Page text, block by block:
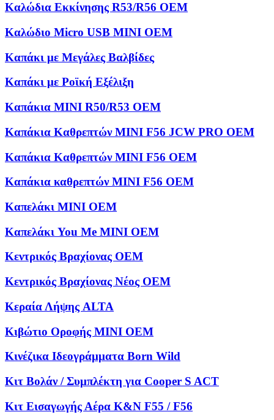
Καλώδια Εκκίνησης R53/R56 OEM
Καλώδιο Micro USB MINI OEM
Καπάκι με Μεγάλες Βαλβίδες
Καπάκι με Ροϊκή Εξέλιξη
Καπάκια MINI R50/R53 OEM
Καπάκια Καθρεπτών MINI F56 JCW PRO OEM
Καπάκια Καθρεπτών MINI F56 OEM
Καπάκια καθρεπτών MINI F56 OEM
Καπελάκι MINI OEM
Καπελάκι You Me MINI OEM
Κεντρικός Βραχίονας OEM
Κεντρικός Βραχίονας Νέος OEM
Κεραία Λήψης ALTA
Κιβώτιο Οροφής MINI OEM
Κινέζικα Ιδεογράμματα Born Wild
Κιτ Βολάν / Συμπλέκτη για Cooper S ACT
Κιτ Εισαγωγής Αέρα K&N F55 / F56